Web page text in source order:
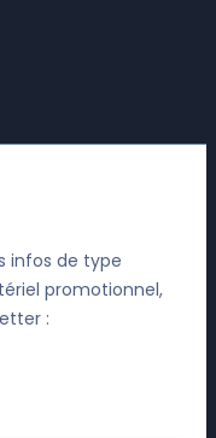
infos de type
promotionnel,
: